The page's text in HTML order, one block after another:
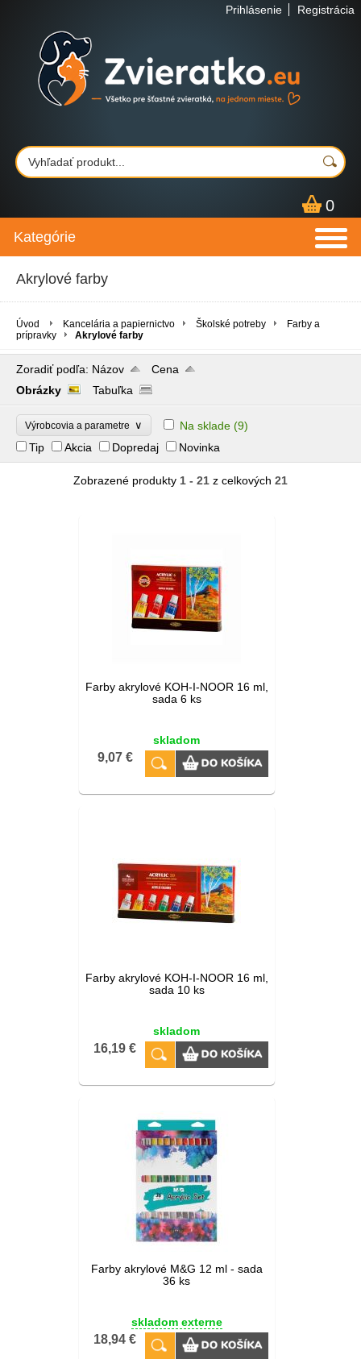
Prihlásenie Registrácia
0
Kategórie
Akrylové farby
Úvod Kancelária a papiernictvo Školské potreby
Farby a
prípravky
Akrylové farby
Zoradiť podľa: Názov
Cena
Obrázky
Tabuľka
Výrobcovia a parametre ∨ Na sklade (9)
Tip
Akcia Dopredaj Novinka
Zobrazené produkty 1 - 21 z celkových 21
Farby akrylové KOH-I-NOOR 16 ml,
sada 6 ks
skladom
9,07 €
Farby akrylové KOH-I-NOOR 16 ml,
sada 10 ks
skladom
16,19 €
Farby akrylové M&G 12 ml - sada
36 ks
skladom externe
18,94 €